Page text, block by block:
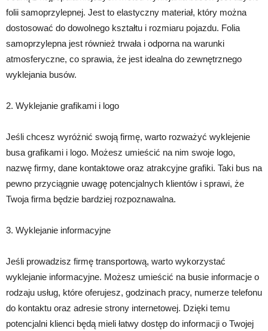
folii samoprzylepnej. Jest to elastyczny materiał, który można
dostosować do dowolnego kształtu i rozmiaru pojazdu. Folia
samoprzylepna jest również trwała i odporna na warunki
atmosferyczne, co sprawia, że jest idealna do zewnętrznego
wyklejania busów.
2. Wyklejanie grafikami i logo
Jeśli chcesz wyróżnić swoją firmę, warto rozważyć wyklejenie
busa grafikami i logo. Możesz umieścić na nim swoje logo,
nazwę firmy, dane kontaktowe oraz atrakcyjne grafiki. Taki bus na
pewno przyciągnie uwagę potencjalnych klientów i sprawi, że
Twoja firma będzie bardziej rozpoznawalna.
3. Wyklejanie informacyjne
Jeśli prowadzisz firmę transportową, warto wykorzystać
wyklejanie informacyjne. Możesz umieścić na busie informacje o
rodzaju usług, które oferujesz, godzinach pracy, numerze telefonu
do kontaktu oraz adresie strony internetowej. Dzięki temu
potencjalni klienci będą mieli łatwy dostęp do informacji o Twojej